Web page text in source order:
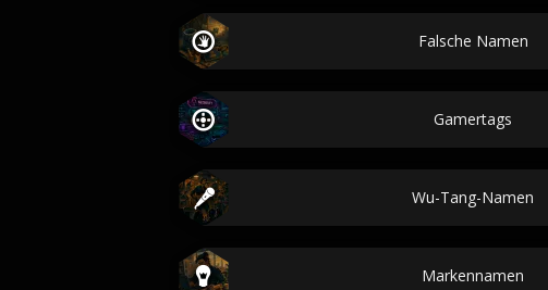
Falsche Namen
Gamertags
Wu-Tang-Namen
Markennamen